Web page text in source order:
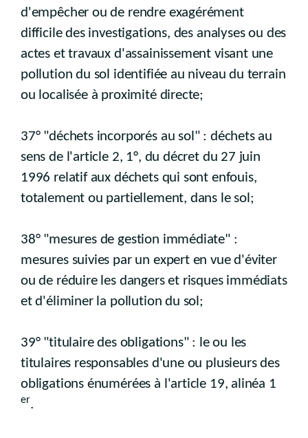
d'empêcher ou de rendre exagérément
difficile des investigations, des analyses ou des
actes et travaux d'assainissement visant une
pollution du sol identifiée au niveau du terrain
ou localisée à proximité directe;
37° "déchets incorporés au sol" : déchets au
sens de l'article 2, 1°, du décret du 27 juin
1996 relatif aux déchets qui sont enfouis,
totalement ou partiellement, dans le sol;
38° "mesures de gestion immédiate" :
mesures suivies par un expert en vue d'éviter
ou de réduire les dangers et risques immédiats
et d'éliminer la pollution du sol;
39° "titulaire des obligations" : le ou les
titulaires responsables d'une ou plusieurs des
obligations énumérées à l'article 19, alinéa 1
er.